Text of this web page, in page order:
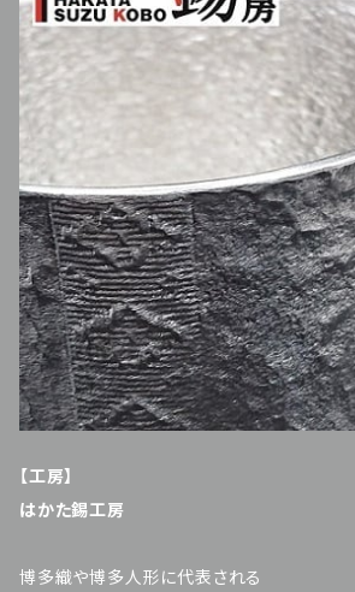
【工房】
はかた錫工房
博多織や博多人形に代表される